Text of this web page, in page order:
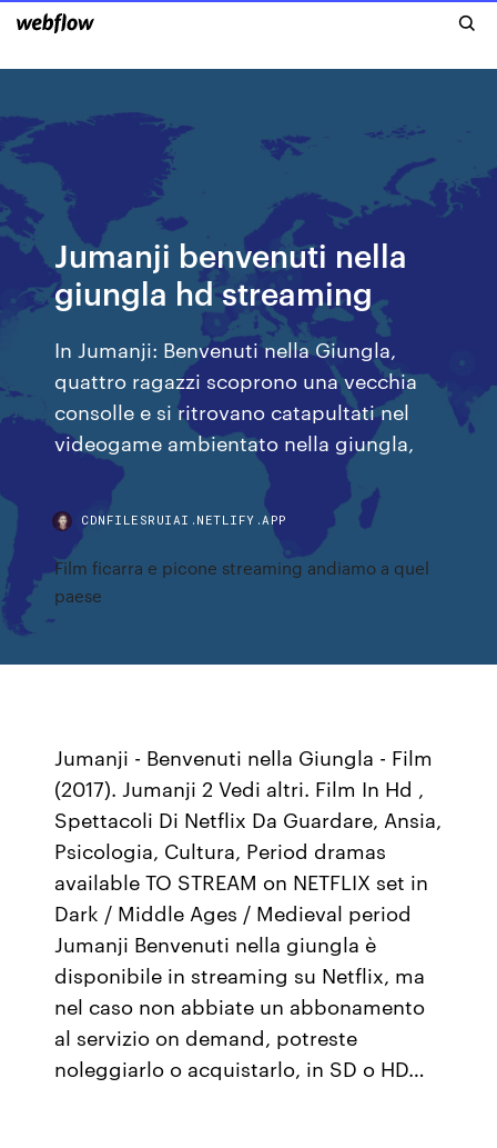
Jumanji benvenuti nella
giungla hd streaming
In Jumanji: Benvenuti nella Giungla,
quattro ragazzi scoprono una vecchia
consolle e si ritrovano catapultati nel
videogame ambientato nella giungla,
CDNFILESRUIAI.NETLIFY.APP
Film ficarra e picone streaming andiamo a quel
paese
Jumanji - Benvenuti nella Giungla - Film
(2017). Jumanji 2 Vedi altri. Film In Hd ,
Spettacoli Di Netflix Da Guardare, Ansia,
Psicologia, Cultura, Period dramas
available TO STREAM on NETFLIX set in
Dark / Middle Ages / Medieval period
Jumanji Benvenuti nella giungla è
disponibile in streaming su Netflix, ma
nel caso non abbiate un abbonamento
al servizio on demand, potreste
noleggiarlo o acquistarlo, in SD o HD…